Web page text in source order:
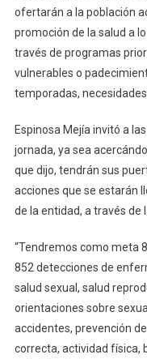
ofertarán a la población
promoción de la salud a
través de programas
vulnerables o
temporadas,
Espinosa Mejía invitó a
jornada, ya sea
que dijo, tendrán sus
acciones que se estarán
de la entidad, a través de
“Tendremos como meta
852 detecciones de
salud sexual, salud
orientaciones sobre
accidentes, prevención
correcta, actividad física,